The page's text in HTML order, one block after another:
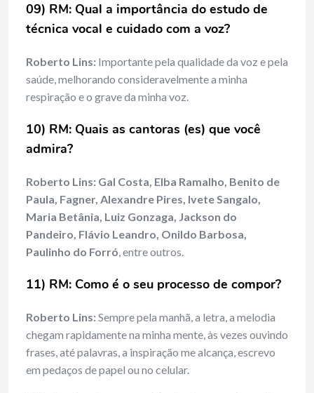
09) RM: Qual a importância do estudo de
técnica vocal e cuidado com a voz?
Roberto Lins: Importante pela qualidade da voz e pela
saúde, melhorando consideravelmente a minha
respiração e o grave da minha voz.
10) RM: Quais as cantoras (es) que você
admira?
Roberto Lins: Gal Costa, Elba Ramalho, Benito de
Paula, Fagner, Alexandre Pires, Ivete Sangalo,
Maria Betânia, Luiz Gonzaga, Jackson do
Pandeiro, Flávio Leandro, Onildo Barbosa,
Paulinho do Forró, entre outros.
11) RM: Como é o seu processo de compor?
Roberto Lins:Sempre pela manhã, a letra, a melodia
chegam rapidamente na minha mente, às vezes ouvindo
frases, até palavras, a inspiração me alcança, escrevo
em pedaços de papel ou no celular.